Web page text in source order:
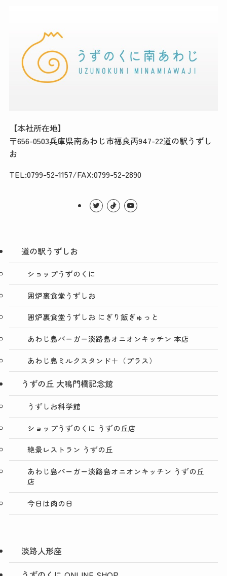
【本社所在地】
〒656-0503兵庫県南あわじ市福良丙947-22道の駅うずし
お
TEL:0799-52-1157/FAX:0799-52-2890
道の駅うずしお
ショップうずのくに
囲炉裏食堂うずしお
囲炉裏食堂うずしお にぎり飯ぎゅっと
あわじ島バーガー淡路島オニオンキッチン 本店
あわじ島ミルクスタンド＋（プラス）
うずの丘 大鳴門橋記念館
うずしお科学館
ショップうずのくに うずの丘店
絶景レストラン うずの丘
あわじ島バーガー淡路島オニオンキッチン うずの丘
店
今日は肉の日
淡路人形座